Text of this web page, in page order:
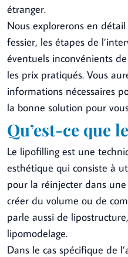
étranger.
Nous explorerons en
fessier, les étapes de
éventuels inconvénients
les prix pratiqués. Vous
informations nécessaires
la bonne solution pour
Qu’est-ce que
Le lipofilling est une
esthétique qui consiste à
pour la réinjecter dans
créer du volume ou de
parle aussi de
lipomodelage.
Dans le cas spécifique de